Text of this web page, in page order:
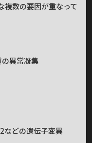
複数の要因が重なって
異常凝集
などの遺伝子変異